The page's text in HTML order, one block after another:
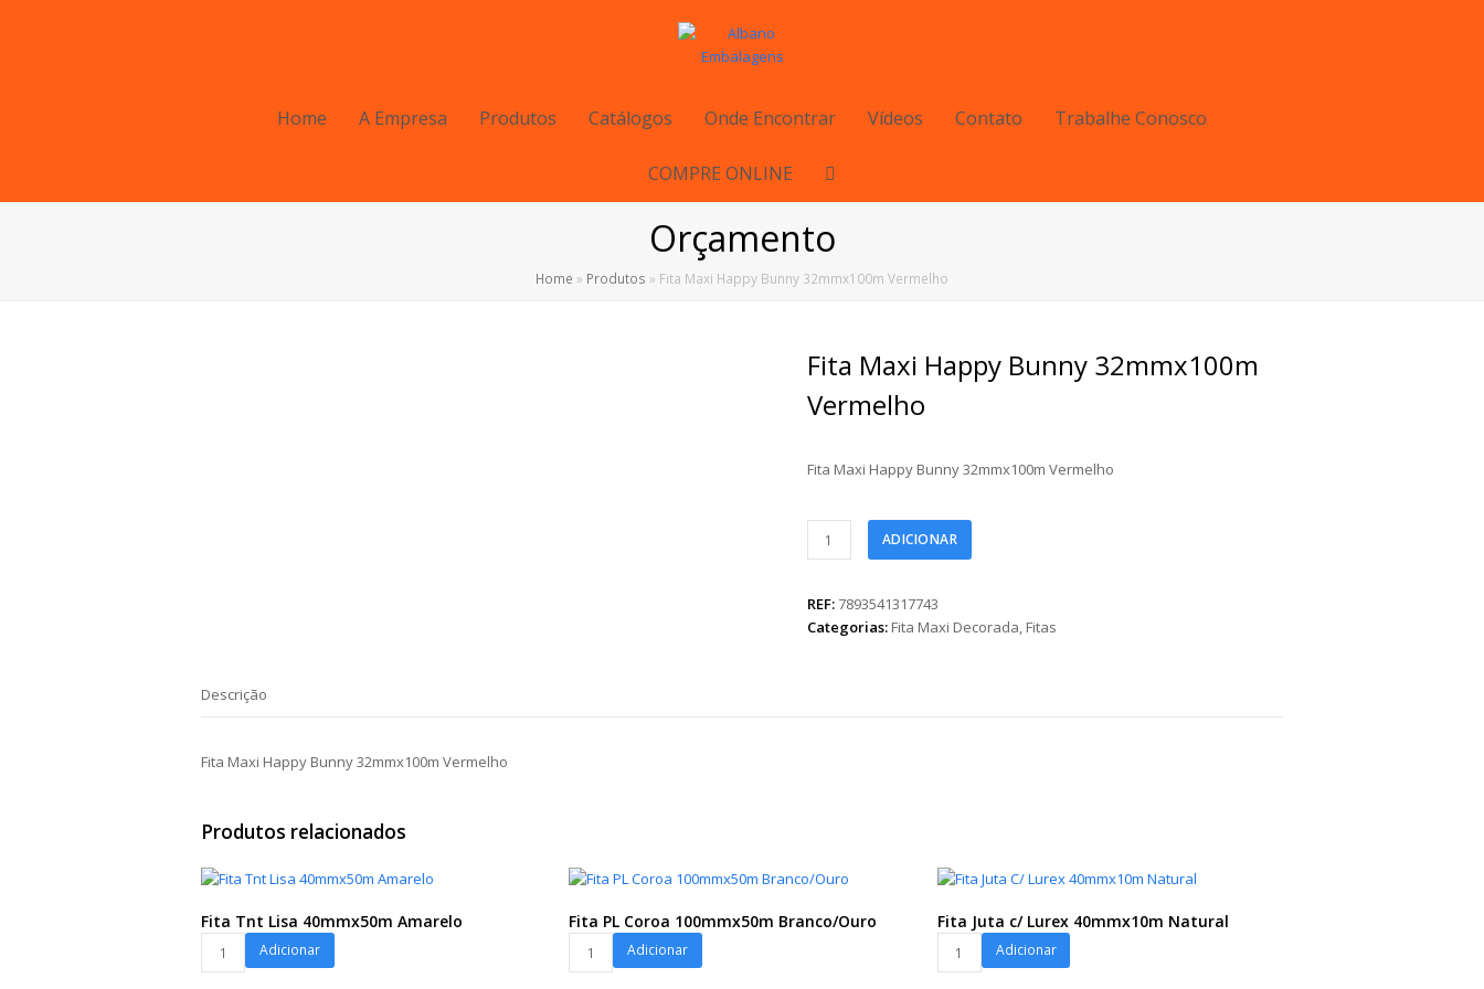
Home A Empresa Produtos Catálogos Onde Encontrar Vídeos Contato Trabalhe Conosco
COMPRE ONLINE
Orçamento
Home » Produtos » Fita Maxi Happy Bunny 32mmx100m Vermelho
Fita Maxi Happy Bunny 32mmx100m
Vermelho
Fita Maxi Happy Bunny 32mmx100m Vermelho
Bunny
32mmx100m
ADICIONAR
REF:7893541317743
Categorias: Fita Maxi Decorada, Fitas
Descrição
Fita Maxi Happy Bunny 32mmx100m Vermelho
Produtos relacionados
Fita Tnt Lisa 40mmx50m Amarelo
Adicionar
Fita PL Coroa 100mmx50m Branco/Ouro
Adicionar
Fita Juta c/ Lurex 40mmx10m Natural
Adicionar